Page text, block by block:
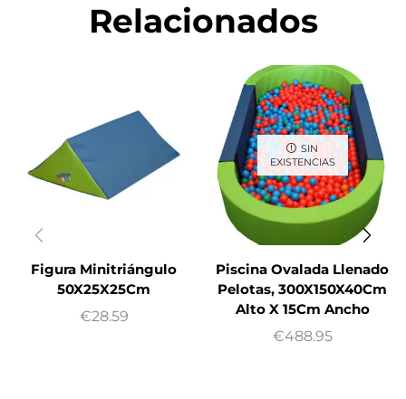
Relacionados
Figura Minitriángulo
50X25X25Cm
€28.59
SIN
EXISTENCIAS
Piscina Ovalada Llenado
Pelotas, 300X150X40Cm
Alto X 15Cm Ancho
€488.95